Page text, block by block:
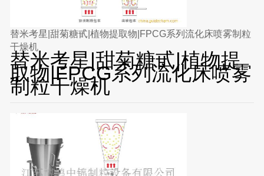
替米考星|甜菊糖甙|植物提取物|FPCG系列流化床喷雾制粒
干燥机
替米考星|甜菊糖甙|植物提
取物|FPCG系列流化床喷雾
制粒干燥机